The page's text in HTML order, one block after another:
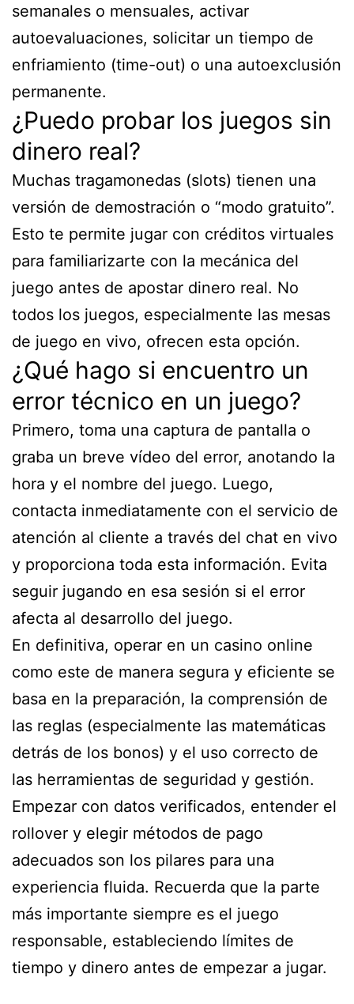
semanales o mensuales, activar
autoevaluaciones, solicitar un tiempo de
enfriamiento (time-out) o una autoexclusión
permanente.
¿Puedo probar los juegos sin
dinero real?
Muchas tragamonedas (slots) tienen una
versión de demostración o “modo gratuito”.
Esto te permite jugar con créditos virtuales
para familiarizarte con la mecánica del
juego antes de apostar dinero real. No
todos los juegos, especialmente las mesas
de juego en vivo, ofrecen esta opción.
¿Qué hago si encuentro un
error técnico en un juego?
Primero, toma una captura de pantalla o
graba un breve vídeo del error, anotando la
hora y el nombre del juego. Luego,
contacta inmediatamente con el servicio de
atención al cliente a través del chat en vivo
y proporciona toda esta información. Evita
seguir jugando en esa sesión si el error
afecta al desarrollo del juego.
En definitiva, operar en un casino online
como este de manera segura y eficiente se
basa en la preparación, la comprensión de
las reglas (especialmente las matemáticas
detrás de los bonos) y el uso correcto de
las herramientas de seguridad y gestión.
Empezar con datos verificados, entender el
rollover y elegir métodos de pago
adecuados son los pilares para una
experiencia fluida. Recuerda que la parte
más importante siempre es el juego
responsable, estableciendo límites de
tiempo y dinero antes de empezar a jugar.